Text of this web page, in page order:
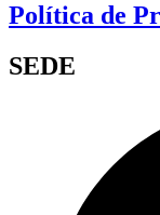
Política de
SEDE